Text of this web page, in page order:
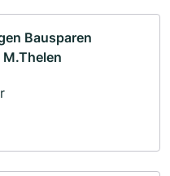
Bausparen